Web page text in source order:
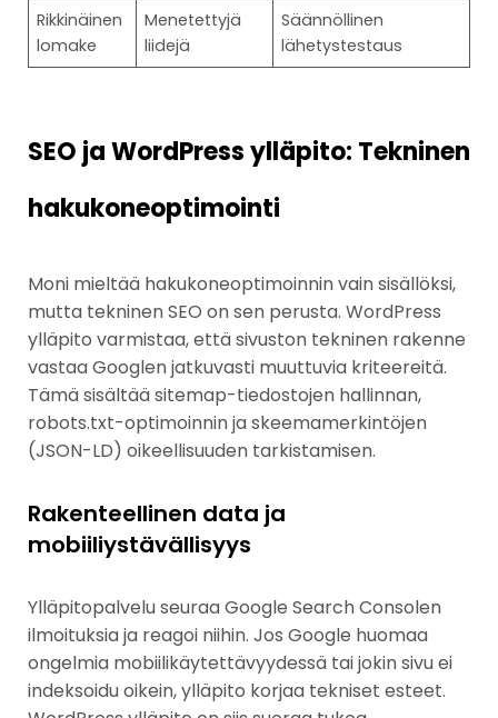
Rikkinäinen
lomake
Menetettyjä
liidejä
Säännöllinen
lähetystestaus
SEO ja WordPress ylläpito: Tekninen
hakukoneoptimointi
Moni mieltää hakukoneoptimoinnin vain sisällöksi,
mutta tekninen SEO on sen perusta. WordPress
ylläpito varmistaa, että sivuston tekninen rakenne
vastaa Googlen jatkuvasti muuttuvia kriteereitä.
Tämä sisältää sitemap-tiedostojen hallinnan,
robots.txt-optimoinnin ja skeemamerkintöjen
(JSON-LD) oikeellisuuden tarkistamisen.
Rakenteellinen data ja
mobiiliystävällisyys
Ylläpitopalvelu seuraa Google Search Consolen
ilmoituksia ja reagoi niihin. Jos Google huomaa
ongelmia mobiilikäytettävyydessä tai jokin sivu ei
indeksoidu oikein, ylläpito korjaa tekniset esteet.